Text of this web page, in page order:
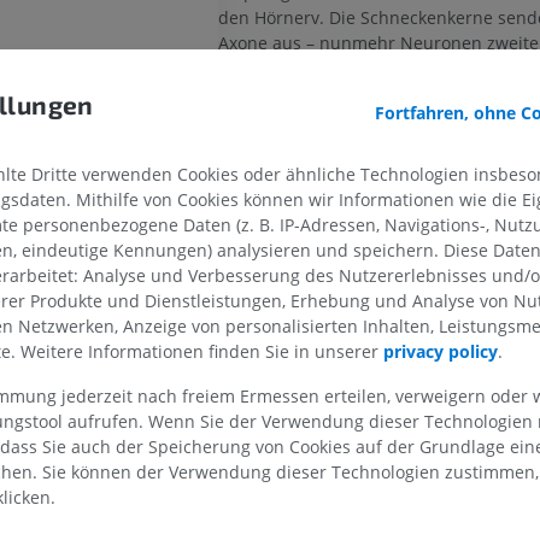
Hirnstamms
Vorderseitenstrangs
Drillingsnervs
des Drillingsnervs
den Hörnerv. Die Schneckenkerne
Axone aus – nunmehr Neuronen
wird die auditorische Information im
Oberen Olivenkernweitergeleitet,
derselben oder auf der
des Hirnstamms.
Von diesem Punkt an steigen die
Ordnung nach oben auf und werden
zusammenfassend alsSeitliche
bezeichnet. Diese Fasern verlaufen
Rückenabschnitt der Brücke und des
und übermitteln auditorische
Unteren Hügeldes Mittelhirns. Die
Seitlichen Schleifenbahn sind auf
Mittellinie vorhanden. Es ist wichtig zu
GLIEDMASSE
MRT der oberen Extremität
MRT
PREMIUM
MRT der Schulter
MRT
PREMIUM
MRT des Handgelenks
MRT
PREMIUM
UNTERE GLIEDMASSE
Untere
Abbildungen
PREMIUM
unteren
Röntgenbilder
KOSTENLOS
MRT der
MRT
PREMIUM
Fortfahren, ohne
Dritte verwenden Cookies oder ähnliche Technologien
Mithilfe von Cookies können wir Informationen wie die
personenbezogene Daten (z. B. IP-Adressen, Navigations-,
eindeutige Kennungen) analysieren und speichern. Diese
Analyse und Verbesserung des Nutzererlebnisses und/
Produkte und Dienstleistungen, Erhebung und Analyse von
Netzwerken, Anzeige von personalisierten Inhalten,
Weitere Informationen finden Sie in unserer privacy policy.
jederzeit nach freiem Ermessen erteilen, verweigern oder
aufrufen. Wenn Sie der Verwendung dieser
Sie auch der Speicherung von Cookies auf der Grundlage
Sie können der Verwendung dieser Technologien